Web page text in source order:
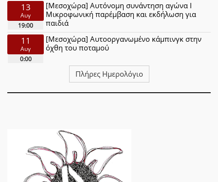
13
Αυγ
19:00
[Μεσοχώρα] Αυτόνομη συνάντηση αγώνα Ι
Μικροφωνική παρέμβαση και εκδήλωση για
παιδιά
11
Αυγ
0:00
[Μεσοχώρα] Αυτοοργανωμένο κάμπινγκ στην
όχθη του ποταμού
Πλήρες Ημερολόγιο